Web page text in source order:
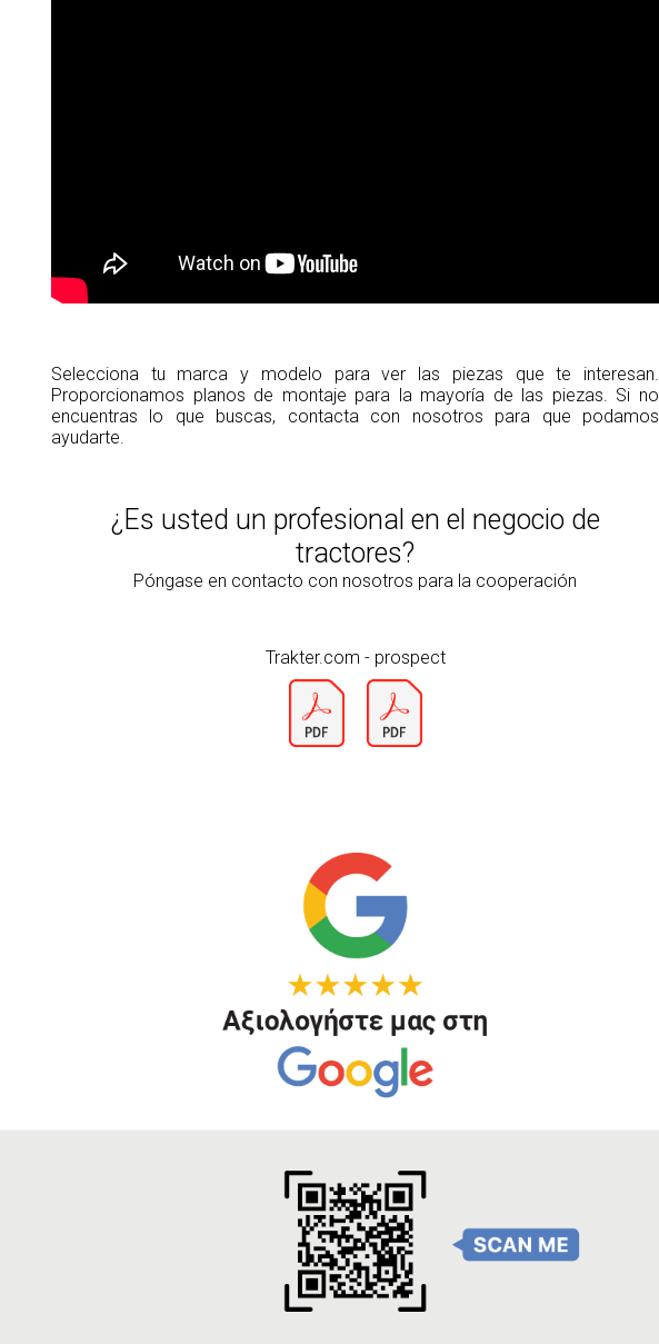
Selecciona tu marca y modelo para ver las piezas que te interesan.
Proporcionamos planos de montaje para la mayoría de las piezas. Si no
encuentras lo que buscas, contacta con nosotros para que podamos
ayudarte.
¿Es usted un profesional en el negocio de
tractores?
Póngase en contacto con nosotros para la cooperación
Trakter.com - prospect